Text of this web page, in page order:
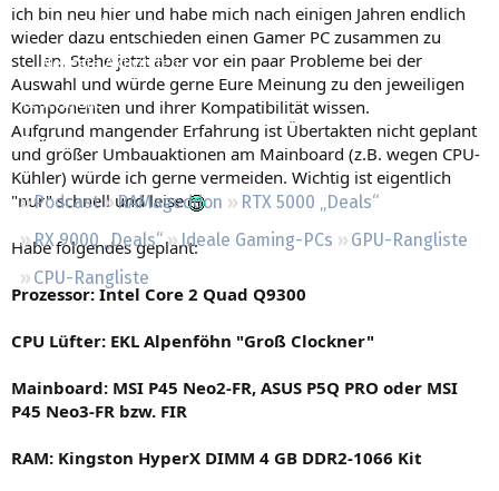
Neue Beiträge
Neueste Aktivitäten
Leserartikel
Regeln
Podcast RAMageddon
RTX 5000 „Deals“
RX 9000 „Deals“
Ideale Gaming-PCs
GPU-Rangliste
CPU-Rangliste
ich bin neu hier und habe mich nach einigen Jahren endlich
wieder dazu entschieden einen Gamer PC zusammen zu
stellen. Stehe jetzt aber vor ein paar Probleme bei der
Auswahl und würde gerne Eure Meinung zu den jeweiligen
Komponenten und ihrer Kompatibilität wissen.
Aufgrund mangender Erfahrung ist Übertakten nicht geplant
und größer Umbauaktionen am Mainboard (z.B. wegen CPU-
Kühler) würde ich gerne vermeiden. Wichtig ist eigentlich
"nur" schnell und leise
Habe folgendes geplant:
Prozessor: Intel Core 2 Quad Q9300
CPU Lüfter: EKL Alpenföhn "Groß Clockner"
Mainboard: MSI P45 Neo2-FR, ASUS P5Q PRO oder MSI
P45 Neo3-FR bzw. FIR
RAM: Kingston HyperX DIMM 4 GB DDR2-1066 Kit